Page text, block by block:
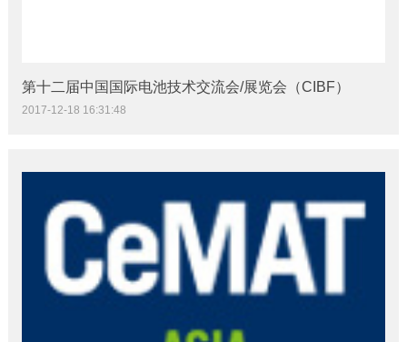
第十二届中国国际电池技术交流会/展览会（CIBF）
2017-12-18 16:31:48